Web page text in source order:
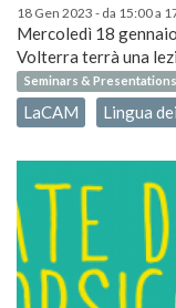
18 Gen 2023 - da 15:00a
Mercoledì 18
Volterra terrà una
Seminars & Presentations
LaCAM Lingua